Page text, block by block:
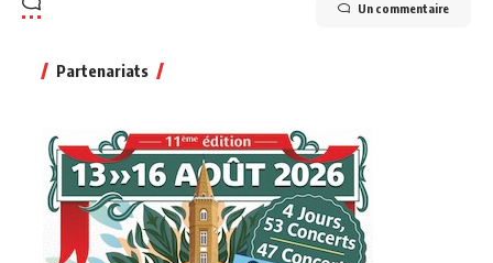
Un commentaire
Partenariats